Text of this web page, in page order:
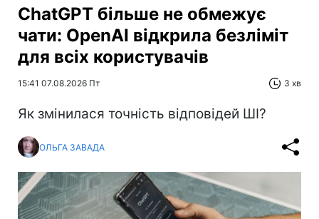
ChatGPT більше не обмежує
чати: OpenAI відкрила безліміт
для всіх користувачів
15:41 07.08.2026 Пт 3 хв
Як змінилася точність відповідей ШІ?
ОЛЬГА ЗАВАДА